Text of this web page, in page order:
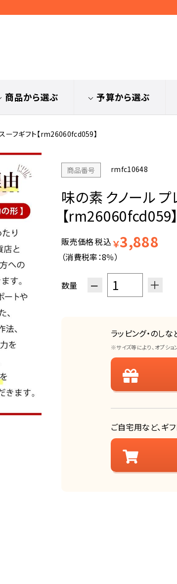
商品から選ぶ 予算から選ぶ
ーフギフト【rm26060fcd059】
商品番号 rmfc10648
味の素 クノール プ
【rm26060fcd059】
販売価格税込 ￥3,888
（消費税率：8％）
数量 − ＋
ラッピング・のし
※サイズ等により、オプシ
ご自宅用など、ギ